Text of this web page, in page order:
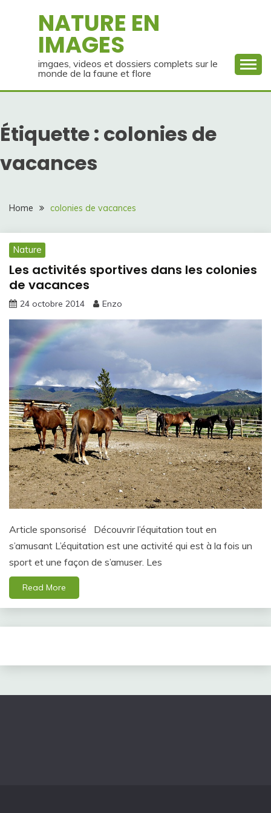
NATURE EN
IMAGES
imgaes, videos et dossiers complets sur le
monde de la faune et flore
Étiquette : colonies de
vacances
Home colonies de vacances
Nature
Les activités sportives dans les colonies
de vacances
24 octobre 2014 Enzo
Article sponsorisé Découvrir l’équitation tout en
s’amusant L’équitation est une activité qui est à la fois un
sport et une façon de s’amuser. Les
Read More